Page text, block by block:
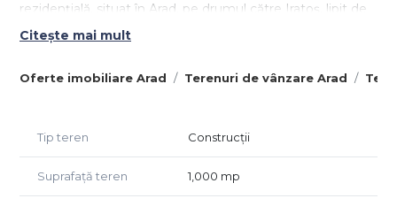
Oferte imobiliare Arad Terenuri de vânzare Arad
rezidențială, situat în Arad, pe drumul către Iratoș, lipit de
cartierul Westfield iar frontul stradal este de 17 m.
Documentația pentru Planul Urbanistic Zonal este în
configurarea proiectului dorit.
Preț 29.000 ușor negociabil. Comision 0% la cumpărare.
Citește mai mult
Tip teren Construcții
Suprafață teren 1,000 mp